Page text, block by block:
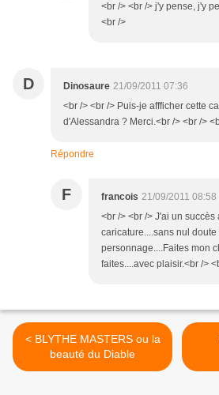
<br /> <br /> j'y pense, j'y
<br />
D Dinosaure 21/09/2011 07:36
<br /> <br /> Puis-je affficher cette
d'Alessandra ? Merci.<br /> <br />
Répondre
F francois 21/09/2011 08:58
<br /> <br /> J'ai un succès
caricature....sans nul doute
personnage....Faites mon
faites....avec plaisir.<br />
< BLYTHE MASTERS ou la
beauté du Diable